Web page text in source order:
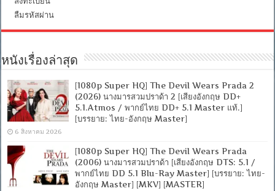
+
PGS
คม
[MASTER]
[MKV]
ลืมรหัสผ่าน
หนังเรื่องล่าสุด
[1080p Super HQ] The Devil Wears Prada 2
(2026) นางมารสวมปราด้า 2 [เสียงอังกฤษ DD+
5.1.Atmos / พากย์ไทย DD+ 5.1 Master แท้.]
[บรรยาย: ไทย-อังกฤษ Master]
6 สิงหาคม 2026
[1080p Super HQ] The Devil Wears Prada
(2006) นางมารสวมปราด้า [เสียงอังกฤษ DTS: 5.1 /
พากย์ไทย DD 5.1 Blu-Ray Master] [บรรยาย: ไทย-
อังกฤษ Master] [MKV] [MASTER]